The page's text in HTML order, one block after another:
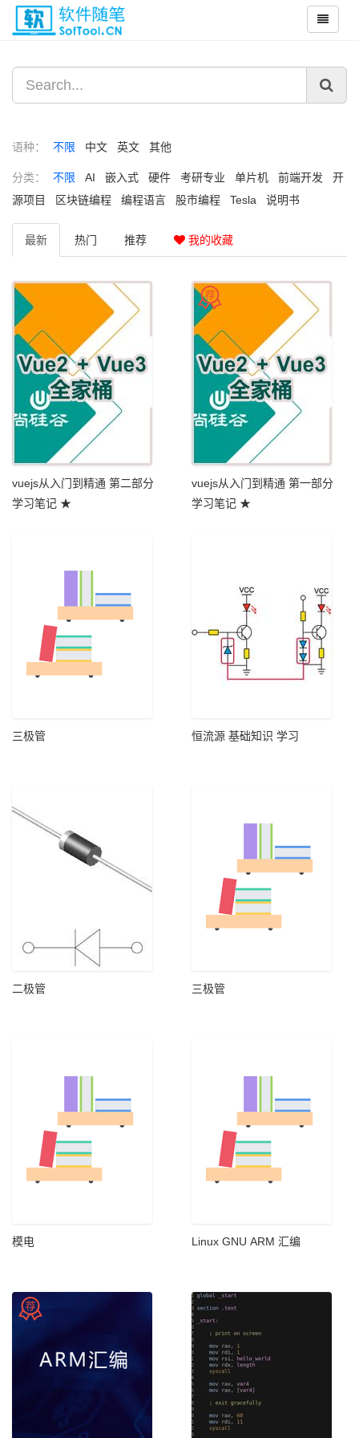
语种： 不限 中文 英文 其他
分类： 不限 AI 嵌入式 硬件 考研专业 单片机 前端开发
开
源项目
区块链编程 编程语言 股市编程 Tesla 说明书
最新 热门 推荐 我的收藏
vuejs从入门到精通 第二部分
学习笔记 ★
vuejs从入门到精通 第一部分
学习笔记 ★
三极管 恒流源 基础知识 学习
二极管 三极管
模电 Linux GNU ARM 汇编